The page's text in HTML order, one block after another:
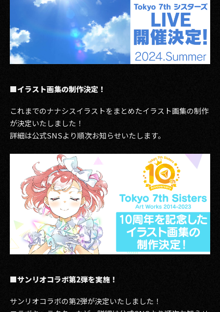
2009
■イラスト画集の制作決定！
これまでのナナシスイラストをまとめたイラスト画集の制作
が決定いたしました！
詳細は公式SNSより順次お知らせいたします。
■サンリオコラボ第2弾を実施！
サンリオコラボの第2弾が決定いたしました！